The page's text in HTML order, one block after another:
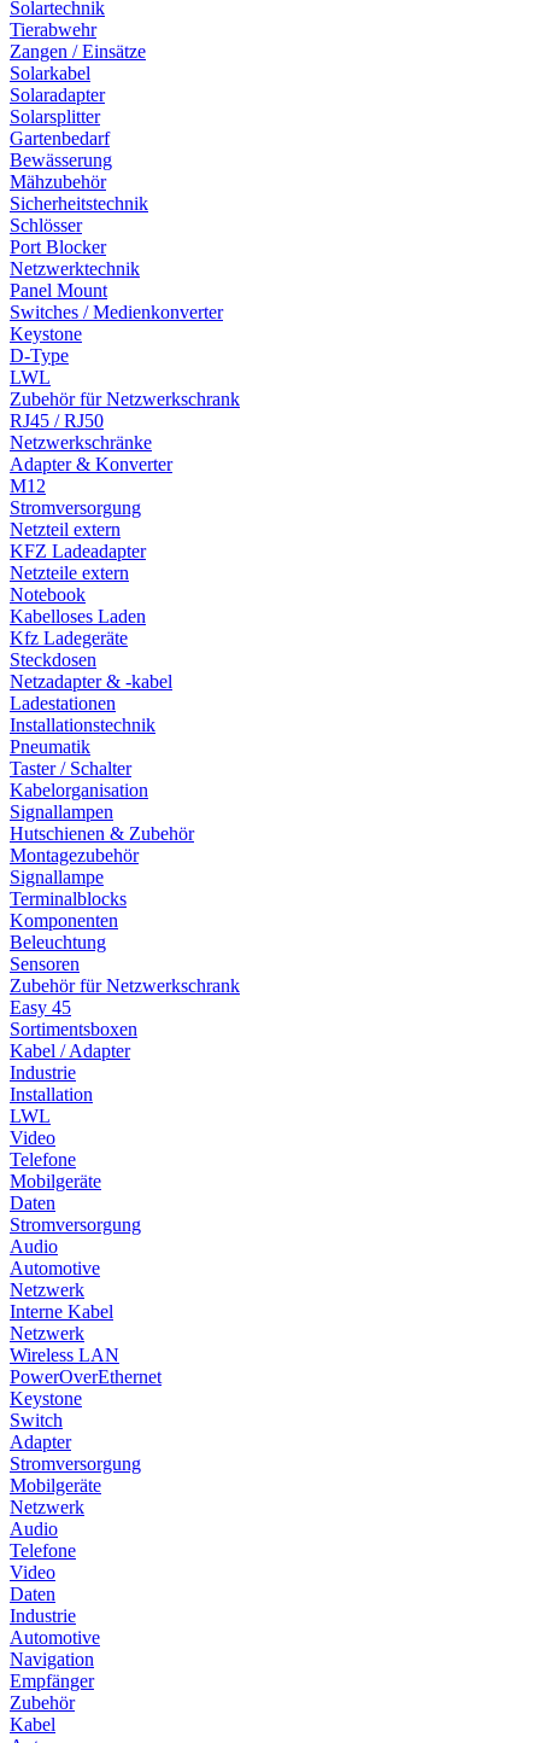
Solartechnik
Tierabwehr
Zangen / Einsätze
Solarkabel
Solaradapter
Solarsplitter
Gartenbedarf
Bewässerung
Mähzubehör
Sicherheitstechnik
Schlösser
Port Blocker
Netzwerktechnik
Panel Mount
Switches / Medienkonverter
Keystone
D-Type
LWL
Zubehör für Netzwerkschrank
RJ45 / RJ50
Netzwerkschränke
Adapter & Konverter
M12
Stromversorgung
Netzteil extern
KFZ Ladeadapter
Netzteile extern
Notebook
Kabelloses Laden
Kfz Ladegeräte
Steckdosen
Netzadapter & -kabel
Ladestationen
Installationstechnik
Pneumatik
Taster / Schalter
Kabelorganisation
Signallampen
Hutschienen & Zubehör
Montagezubehör
Signallampe
Terminalblocks
Komponenten
Beleuchtung
Sensoren
Zubehör für Netzwerkschrank
Easy 45
Sortimentsboxen
Kabel / Adapter
Industrie
Installation
LWL
Video
Telefone
Mobilgeräte
Daten
Stromversorgung
Audio
Automotive
Netzwerk
Interne Kabel
Netzwerk
Wireless LAN
PowerOverEthernet
Keystone
Switch
Adapter
Stromversorgung
Mobilgeräte
Netzwerk
Audio
Telefone
Video
Daten
Industrie
Automotive
Navigation
Empfänger
Zubehör
Kabel